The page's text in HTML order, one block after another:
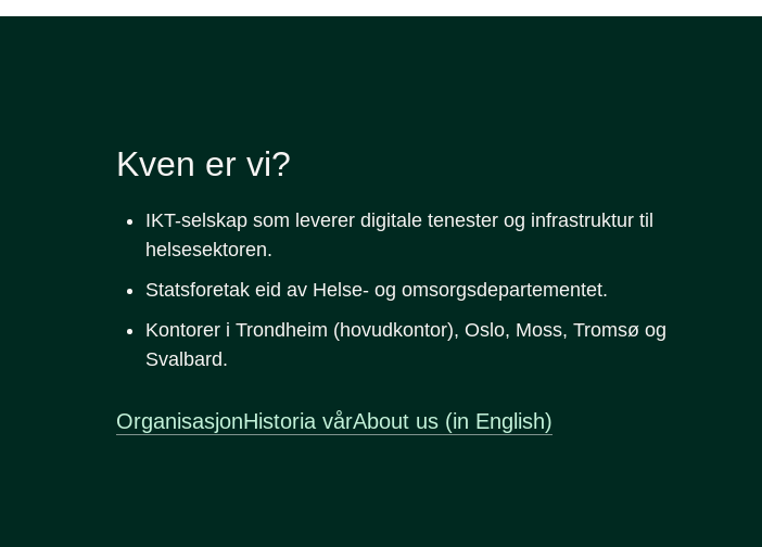
Kven er vi?
IKT-selskap som leverer digitale tenester og infrastruktur til
helsesektoren.
Statsforetak eid av Helse- og omsorgsdepartementet.
Kontorer i Trondheim (hovudkontor), Oslo, Moss, Tromsø og
Svalbard.
OrganisasjonHistoria vårAbout us (in English)